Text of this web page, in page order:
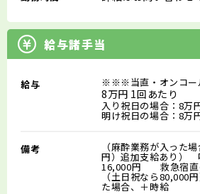
給与諸手当
給与 ※※※当直・オンコ
8万円 1回あたり
入り祝日の場合：8万
明け祝日の場合：8万
備考 （麻酔業務が入った
円）追加支給あり）
16,000円 救急宿直
（土日祝なら
た場合、＋時給